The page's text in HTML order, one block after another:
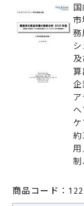
フード・フー
医薬品・メ
産業機器・
ICTソリューショ
エネル
建築・住
その他
商品コード：